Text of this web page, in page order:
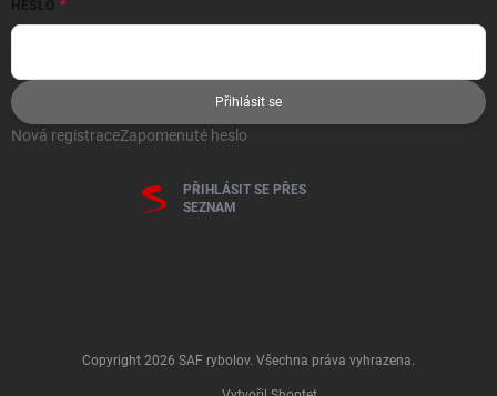
HESLO
Přihlásit se
Nová registraceZapomenuté heslo
PŘIHLÁSIT SE PŘES
SEZNAM
Copyright 2026 SAF rybolov. Všechna práva vyhrazena.